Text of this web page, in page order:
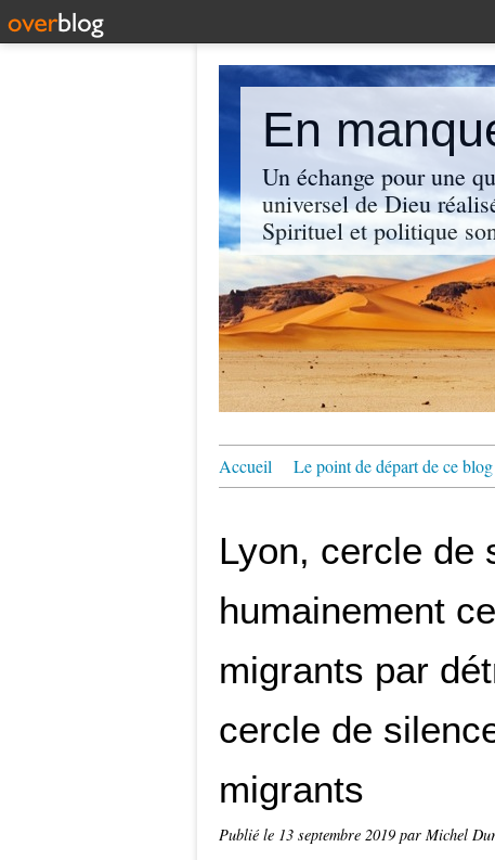
En
Un échange pour une
universel de Dieu
Spirituel et politique
Accueil Le point de départ de ce
Lyon, cercle de
humainement
migrants par
cercle de
migrants
Publié le 13 septembre 2019 par Michel